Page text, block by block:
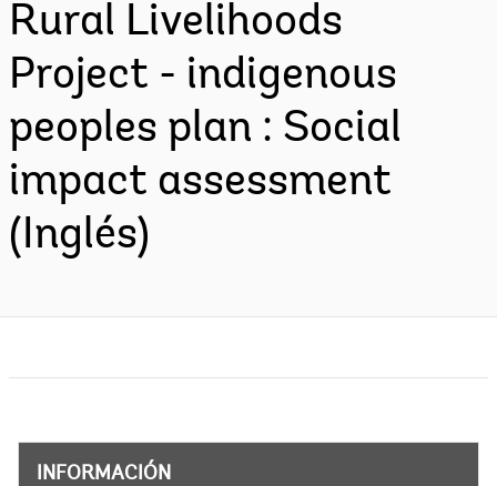
Rural Livelihoods
Project - indigenous
peoples plan : Social
impact assessment
(Inglés)
INFORMACIÓN